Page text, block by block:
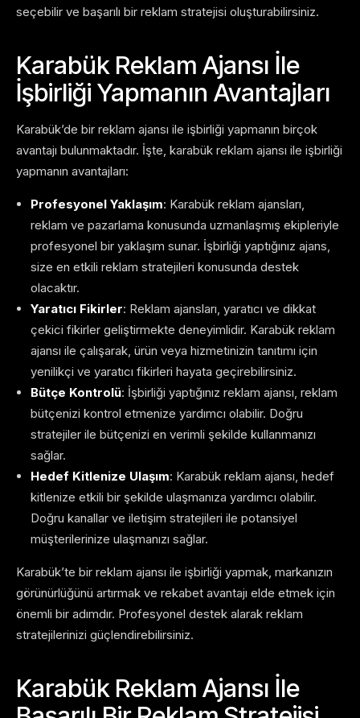
seçebilir ve başarılı bir reklam stratejisi oluşturabilirsiniz.
Karabük Reklam Ajansı İle
İşbirliği Yapmanın Avantajları
Karabük’de bir reklam ajansı ile işbirliği yapmanın birçok
avantajı bulunmaktadır. İşte, karabük reklam ajansı ile işbirliği
yapmanın avantajları:
Profesyonel Yaklaşım: Karabük reklam ajansları,
reklam ve pazarlama konusunda uzmanlaşmış ekipleriyle
profesyonel bir yaklaşım sunar. İşbirliği yaptığınız ajans,
size en etkili reklam stratejileri konusunda destek
olacaktır.
Yaratıcı Fikirler: Reklam ajansları, yaratıcı ve dikkat
çekici fikirler geliştirmekte deneyimlidir. Karabük reklam
ajansı ile çalışarak, ürün veya hizmetinizin tanıtımı için
yenilikçi ve yaratıcı fikirleri hayata geçirebilirsiniz.
Bütçe Kontrolü: İşbirliği yaptığınız reklam ajansı, reklam
bütçenizi kontrol etmenize yardımcı olabilir. Doğru
stratejiler ile bütçenizi en verimli şekilde kullanmanızı
sağlar.
Hedef Kitlenize Ulaşım: Karabük reklam ajansı, hedef
kitlenize etkili bir şekilde ulaşmanıza yardımcı olabilir.
Doğru kanallar ve iletişim stratejileri ile potansiyel
müşterilerinize ulaşmanızı sağlar.
Karabük’te bir reklam ajansı ile işbirliği yapmak, markanızın
görünürlüğünü artırmak ve rekabet avantajı elde etmek için
önemli bir adımdır. Profesyonel destek alarak reklam
stratejilerinizi güçlendirebilirsiniz.
Karabük Reklam Ajansı İle